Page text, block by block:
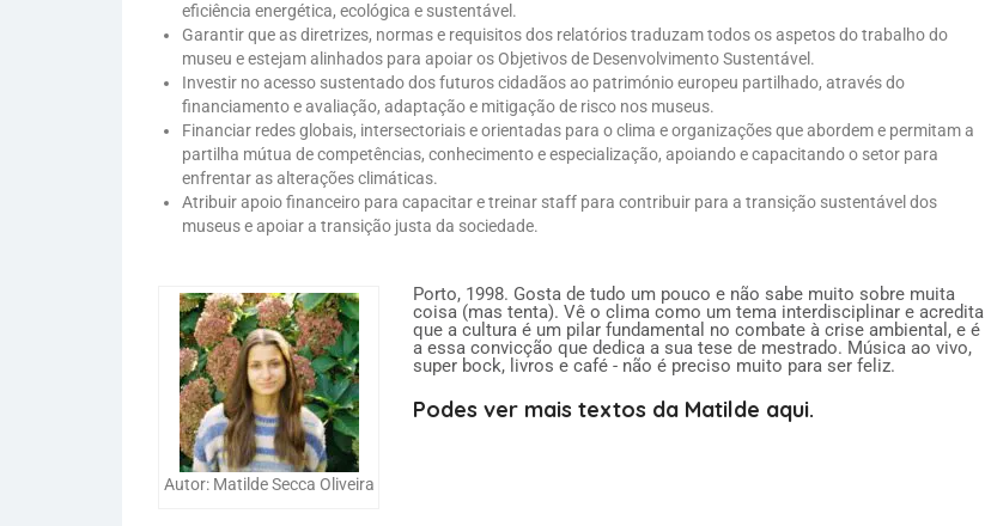
eficiência energética, ecológica e sustentável.
Garantir que as diretrizes, normas e requisitos dos relatórios traduzam todos os aspetos do trabalho do
museu e estejam alinhados para apoiar os Objetivos de Desenvolvimento Sustentável.
Investir no acesso sustentado dos futuros cidadãos ao património europeu partilhado, através do
financiamento e avaliação, adaptação e mitigação de risco nos museus.
Financiar redes globais, intersectoriais e orientadas para o clima e organizações que abordem e permitam a
partilha mútua de competências, conhecimento e especialização, apoiando e capacitando o setor para
enfrentar as alterações climáticas.
Atribuir apoio financeiro para capacitar e treinar staff para contribuir para a transição sustentável dos
museus e apoiar a transição justa da sociedade.
Autor: Matilde Secca Oliveira
Porto, 1998. Gosta de tudo um pouco e não sabe muito sobre muita
coisa (mas tenta). Vê o clima como um tema interdisciplinar e acredita
que a cultura é um pilar fundamental no combate à crise ambiental, e é
a essa convicção que dedica a sua tese de mestrado. Música ao vivo,
super bock, livros e café - não é preciso muito para ser feliz.
Podes ver mais textos da Matilde aqui.